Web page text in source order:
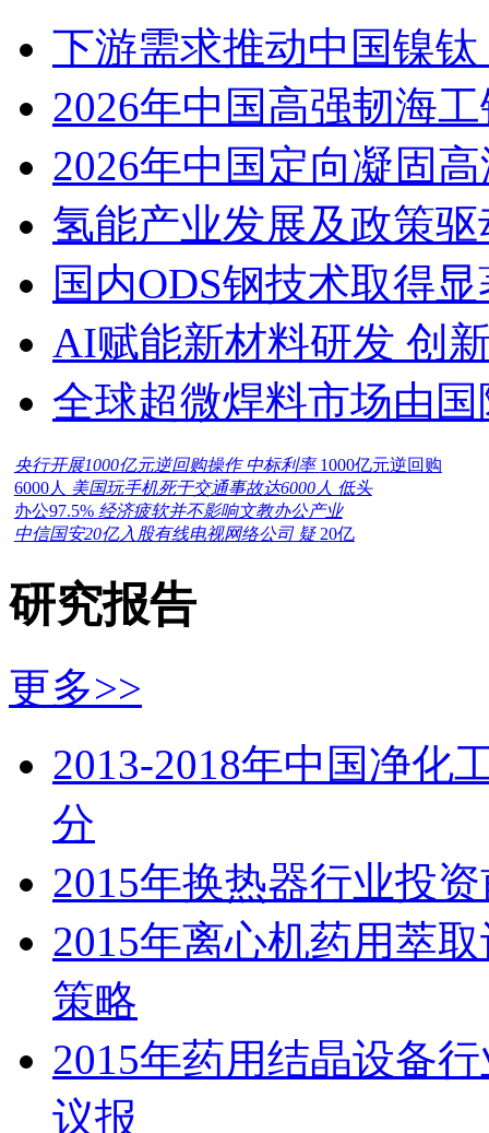
下游需求推动中国镍
2026年中国高强韧海
2026年中国定向凝固
氢能产业发展及政策
国内ODS钢技术取得
AI赋能新材料研发 创
全球超微焊料市场由
央行开展1000亿元逆回购操作 中标利率 1000亿元逆回购
6000人 美国玩手机死于交通事故达6000人 低头
办公97.5% 经济疲软并不影响文教办公产业
中信国安20亿入股有线电视网络公司 疑 20亿
研究报告
更多>>
2013-2018年中国净化
分
2015年换热器行业投
2015年离心机药用萃
策略
2015年药用结晶设备
议报